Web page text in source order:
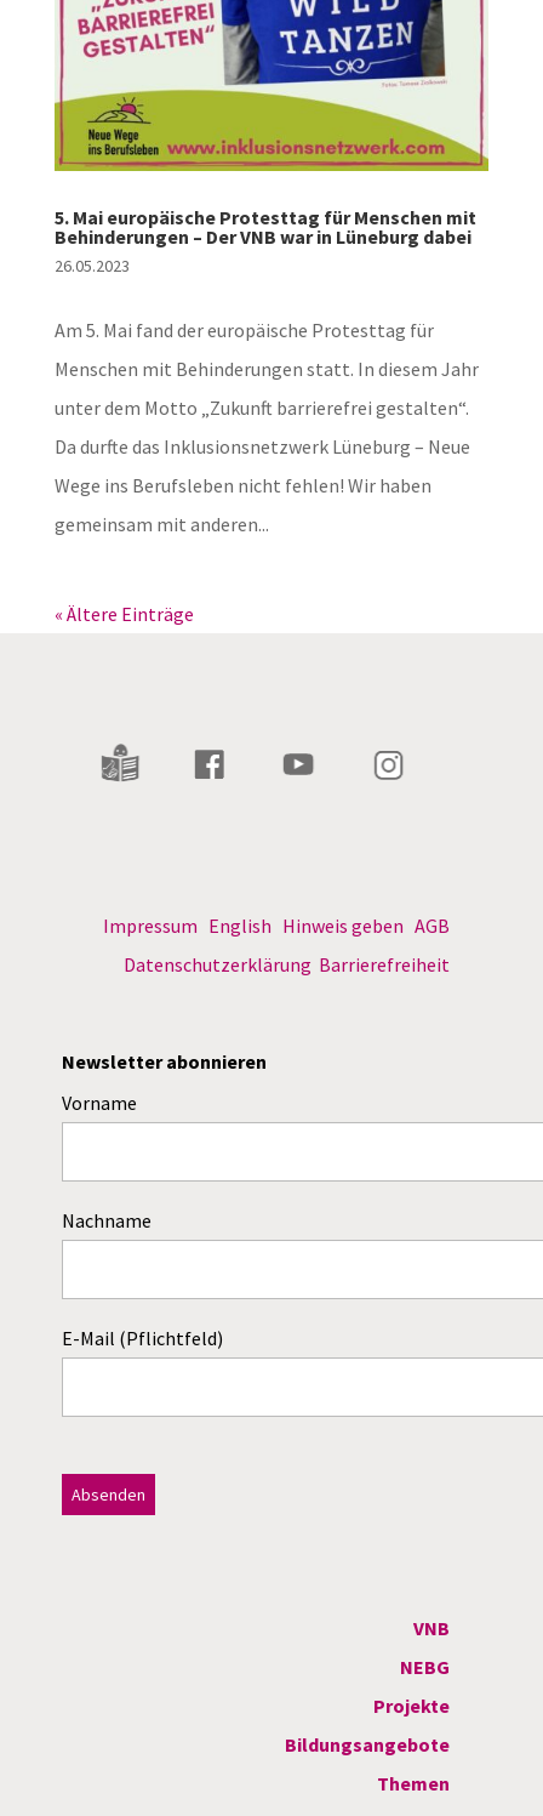
5. Mai europäische Protesttag für Menschen mit
Behinderungen – Der VNB war in Lüneburg dabei
26.05.2023
Am 5. Mai fand der europäische Protesttag für
Menschen mit Behinderungen statt. In diesem Jahr
unter dem Motto „Zukunft barrierefrei gestalten“.
Da durfte das Inklusionsnetzwerk Lüneburg – Neue
Wege ins Berufsleben nicht fehlen! Wir haben
gemeinsam mit anderen...
« Ältere Einträge
Impressum English Hinweis geben AGB
Datenschutzerklärung Barrierefreiheit
Newsletter abonnieren
Vorname
Nachname
E-Mail (Pflichtfeld)
VNB
NEBG
Projekte
Bildungsangebote
Themen